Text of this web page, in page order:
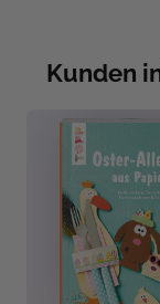
Kunden